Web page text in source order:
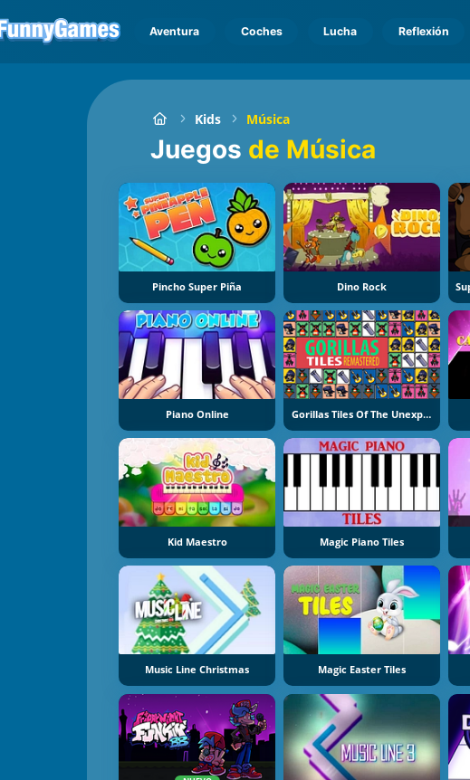
Aventura Coches Lucha Reflexión
Kids Música
Juegos de Música
Pincho Super Piña Dino Rock
Piano Online Gorillas Tiles Of The Unexpected
Kid Maestro Magic Piano Tiles
Music Line Christmas Magic Easter Tiles